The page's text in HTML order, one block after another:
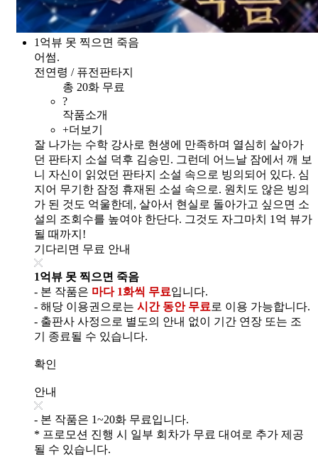
1억뷰 못 찍으면 죽음
어썸.
전연령 / 퓨전판타지
총 20화 무료
?
작품소개
+더보기
잘 나가는 수학 강사로 현생에 만족하며 열심히 살아가
던 판타지 소설 덕후 김승민. 그런데 어느날 잠에서 깨 보
니 자신이 읽었던 판타지 소설 속으로 빙의되어 있다. 심
지어 무기한 잠정 휴재된 소설 속으로. 원치도 않은 빙의
가 된 것도 억울한데, 살아서 현실로 돌아가고 싶으면 소
설의 조회수를 높여야 한단다. 그것도 자그마치 1억 뷰가
될 때까지!
기다리면 무료 안내
1억뷰 못 찍으면 죽음
- 본 작품은 마다 1화씩 무료입니다.
- 해당 이용권으로는 시간 동안 무료 로 이용 가능합니다.
- 출판사 사정으로 별도의 안내 없이 기간 연장 또는 조
기 종료될 수 있습니다.
확인
안내
- 본 작품은 1~20화 무료입니다.
* 프로모션 진행 시 일부 회차가 무료 대여로 추가 제공
될 수 있습니다.